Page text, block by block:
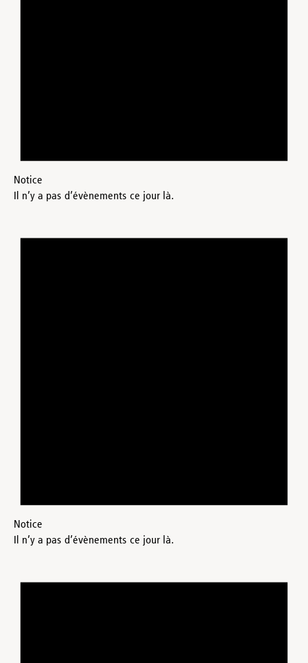
Notice
Il n’y a pas d’évènements ce jour là.
Notice
Il n’y a pas d’évènements ce jour là.